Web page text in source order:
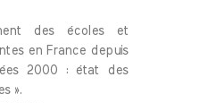
des écoles et
en France depuis
2000 : état des
».